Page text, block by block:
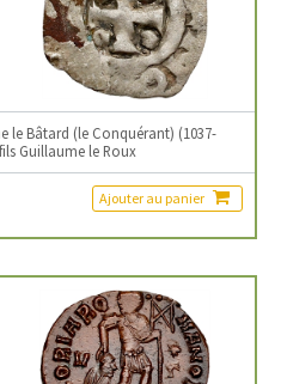
le Bâtard (le Conquérant) (1037-
Guillaume le Roux
Ajouter au panier